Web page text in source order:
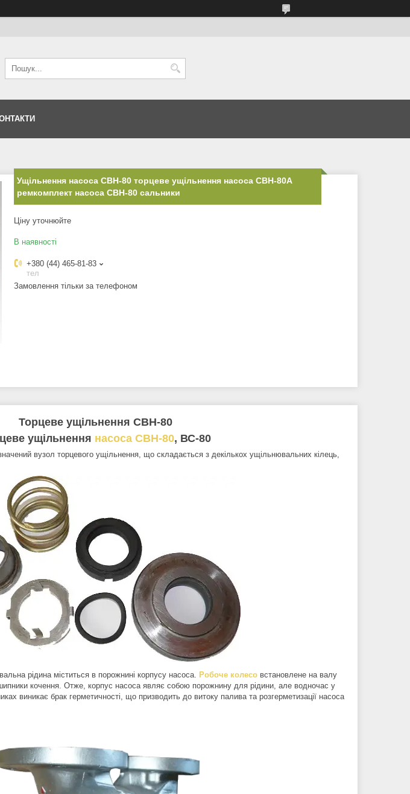
Ущільнення насоса СВН-80 торцеве ущільнення насоса СВН-80А
ремкомплект насоса СВН-80 сальники
Ціну уточнюйте
В наявності
+380 (44) 465-81-83
тел
Замовлення тільки за телефоном
Торцеве ущільнення СВН-80
ущільнення насоса СВН-80, ВС-80
вузол торцевого ущільнення, що складається з декількох ущільнювальних кілець,
рідина міститься в порожнині корпусу насоса. Робоче колесо встановлене на валу
кочення. Отже, корпус насоса являє собою порожнину для рідини, але водночас у
виникає брак герметичності, що призводить до витоку палива та розгерметизації насоса